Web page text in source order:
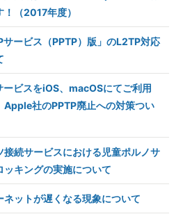
！（2017年度）
サービス（PPTP）版」のL2TP対応
ービスをiOS、macOSにてご利用
社のPPTP廃止への対策つい
接続サービスにおける児童ポルノサ
ッキングの実施について
ネットが遅くなる現象について